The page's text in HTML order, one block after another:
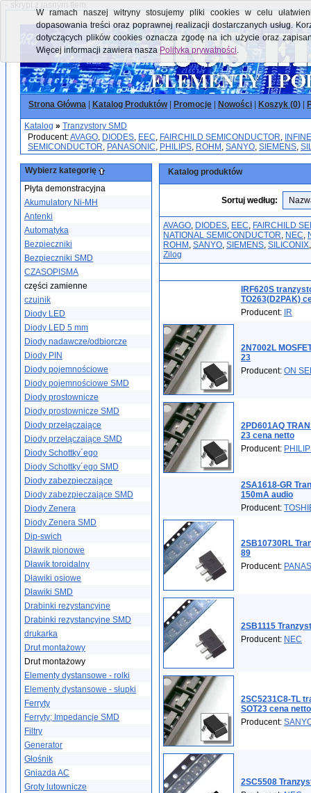
- skrypt z jasnym tłem:
Strona Główna Katalog Produktów| Promocje Nowości Koszyk (0)
Katalog » Tranzystory SMD
Producent:AVAGO, DIODES, EEC, FAIRCHILD SEMICONDUCTOR,
SEMICONDUCTOR, PANASONIC, PHILIPS, ROHM , SANYO, SIEMENS,
Wybierz kategorię
Płyta demonstracyjna
Akumulatory Ni-MH
Antenki
Automatyka
Bezpieczniki
Bezpieczniki SMD
CZASOPISMA
części zamienne
czujnik
Diody LED
Diody LED 5 mm
Diody nadawcze/odbiorcze
Diody PIN
Diody pojemnościowe
Diody pojemnościowe SMD
Diody prostownicze
Diody prostownicze SMD
Diody przełączające
Diody przełączające SMD
Diody Schottky´ego
Diody Schottky´ego SMD
Diody zabezpieczające
Diody zabezpieczające SMD
Diody Zenera
Diody Zenera SMD
Dip-swich
Dławik pionowe
Dławik toroidalny
Dławiki osiowe
Dławiki SMD
Drabinki rezystancyjne
Drabinki rezystancyjne SMD
drukarka
Drut montażowy
Drut montażowy
Elementy dystansowe - rolki
Elementy dystansowe - słupki
Ferryty
Ferryty; Impedancje SMD
Filtry
Generator
Głośnik
Gniazda AC
Groty lutownicze
Katalog produktów
Sortuj według:
AVAGO, DIODES, EEC, FAIRCHILD
NATIONAL SEMICONDUCTOR, NEC,
ROHM , SANYO, SIEMENS, SILICONIX
Zilog
IRF620S
TO263(D2PAK)
Producent: IR
2N7002L
23
Producent: ON
2PD601AQ
23 cena netto
Producent:
2SA1618-GR
150mA audio
Producent:
2SB10730RL
89
Producent:
2SB1115
Producent: NEC
2SC5231C8-TL
SOT23 cena netto
Producent:
2SC5508
W ramach naszej witryny stosujemy pliki cookies w celu
dopasowania treści oraz poprawnej realizacji dostarczanych usług.
dotyczących plików cookies oznacza zgodę na ich użycie oraz
Więcej informacji zawiera nasza Polityka prywatności.